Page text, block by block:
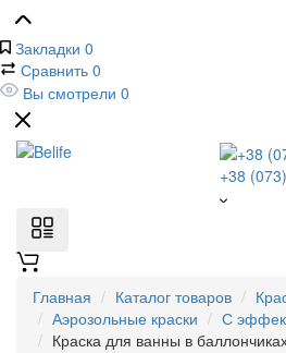
Закладки 0
Сравнить 0
Вы смотрели 0
+38
Главная Каталог товаров
Аэрозольные краски
С
Краска для ванны в